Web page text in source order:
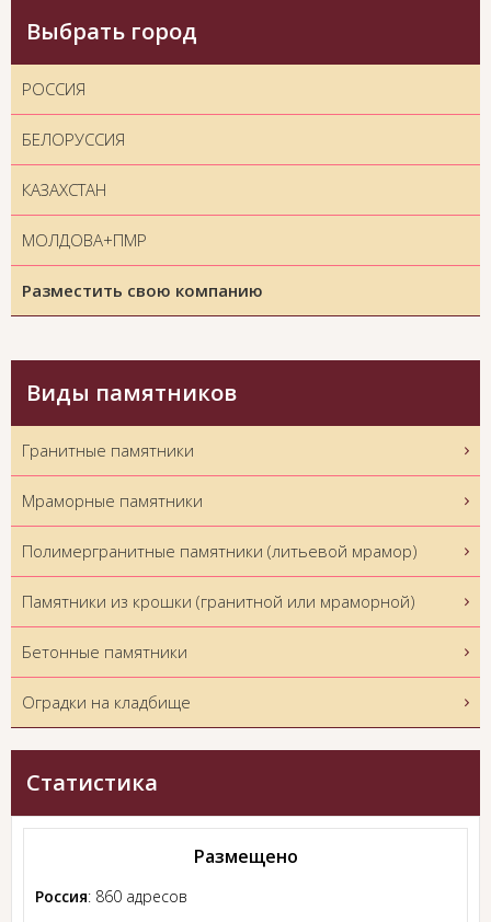
Выбрать город
РОССИЯ
БЕЛОРУССИЯ
КАЗАХСТАН
МОЛДОВА+ПМР
Разместить свою компанию
Виды памятников
Гранитные памятники
Мраморные памятники
Полимергранитные памятники (литьевой мрамор)
Памятники из крошки (гранитной или мраморной)
Бетонные памятники
Оградки на кладбище
Статистика
Размещено
Россия: 860 адресов